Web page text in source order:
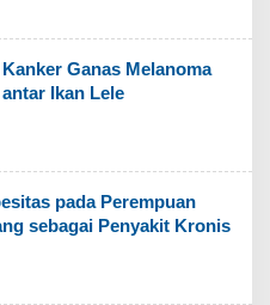
Ganas Melanoma
Ikan Lele
pada Perempuan
sebagai Penyakit Kronis